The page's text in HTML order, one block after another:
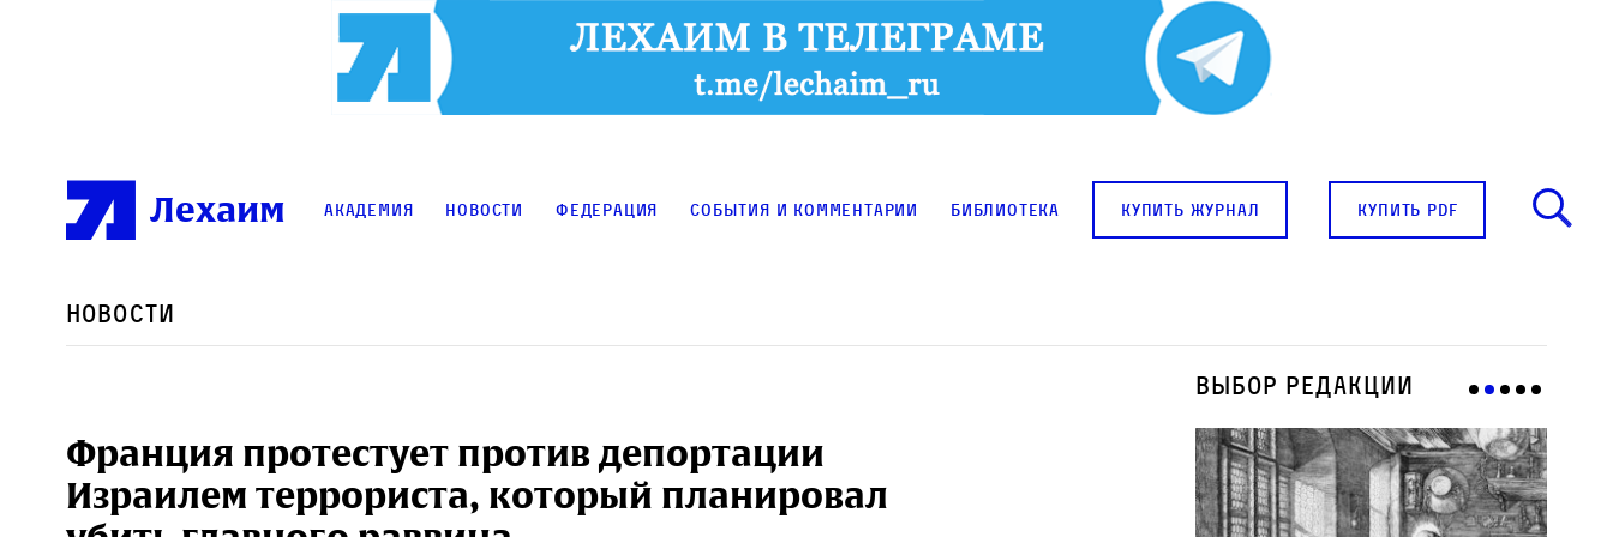
Лехаим Академия Новости Федерация События и комментарии Библиотека купить журнал купить pdf
Новости
Франция протестует против депортации
Израилем террориста, который планировал
Выбор редакции